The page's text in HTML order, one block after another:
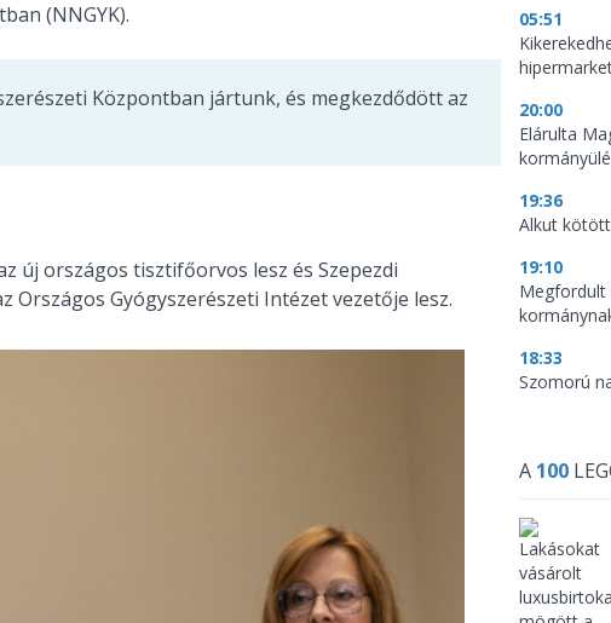
(NNGYK).
Központban jártunk, és megkezdődött az
új országos tisztifőorvos lesz és Szepezdi
Gyógyszerészeti Intézet vezetője lesz.
05:51
20:00
Elárulta
19:36
Alkut
19:10
Megfordult
18:33
Szomorú
A 100